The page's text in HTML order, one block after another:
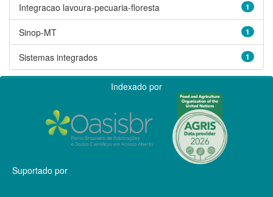
1
Integracao lavoura-pecuaria-floresta
1
Sinop-MT
1
Sistemas integrados
Indexado por
Suportado por